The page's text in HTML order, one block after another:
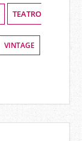
TEATRO
VINTAGE